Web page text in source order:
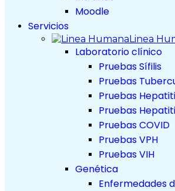
Moodle
Servicios
Linea
Laboratorio clínico
Pruebas Sífilis
Pruebas
Pruebas
Pruebas
Pruebas COVID
Pruebas VPH
Pruebas VIH
Genética
Enfermedades